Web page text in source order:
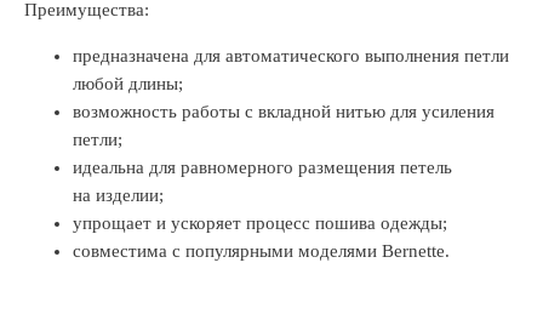
Преимущества:
предназначена для автоматического выполнения петли
любой длины;
возможность работы с вкладной нитью для усиления
петли;
идеальна для равномерного размещения петель
на изделии;
упрощает и ускоряет процесс пошива одежды;
совместима с популярными моделями Bernette.